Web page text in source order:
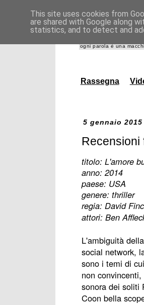
ogni parola è una
Rassegna
5 gennaio 2015
Recensioni
titolo: L'amore
anno: 2014
paese: USA
genere: thriller
regia: David
attori: Ben
L'ambiguità
social network,
sono i temi di
non
sonora dei soliti
Coon bella
This site uses cookies from
are shared with Google along
statistics, and to detect and